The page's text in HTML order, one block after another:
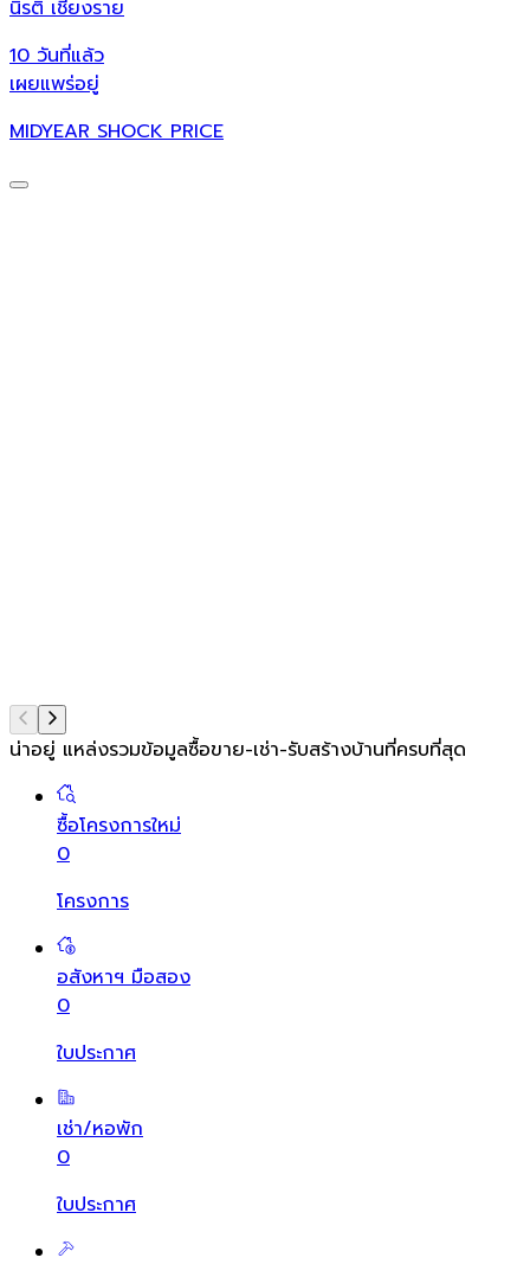
นิรติ เชียงราย
10 วันที่แล้ว
เผยแพร่อยู่
MIDYEAR SHOCK PRICE
น่าอยู่ แหล่งรวมข้อมูลซื้อขาย-เช่า-รับสร้างบ้านที่ครบที่สุด
ซื้อโครงการใหม่
0
โครงการ
อสังหาฯ มือสอง
0
ใบประกาศ
เช่า/หอพัก
0
ใบประกาศ